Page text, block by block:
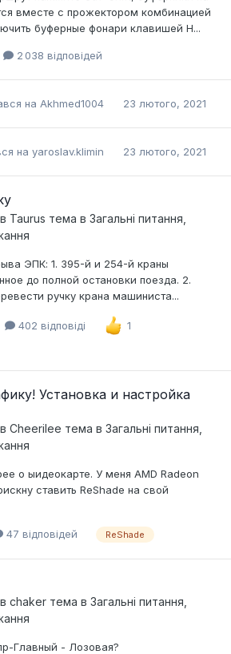
вместе с прожектором комбинацией
буферные фонари клавишей H...
2 038 відповідей
на Akhmed1004 23 лютого, 2021
на yaroslav.klimin 23 лютого, 2021
Taurus тема в Загальні питання,
ЭПК: 1. 395-й и 254-й краны
до полной остановки поезда. 2.
ручку крана машиниста...
402 відповіді 1
Установка и настройка
Cheerilee тема в Загальні питання,
о ыидеокарте. У меня AMD Radeon
ставить ReShade на свой
47 відповідей ReShade
chaker тема в Загальні питання,
Главный - Лозовая?